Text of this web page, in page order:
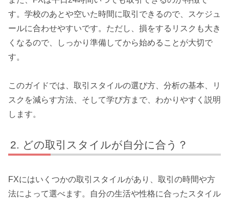
す。学校のあとや空いた時間に取引できるので、スケジュ
ールに合わせやすいです。ただし、損をするリスクも大き
くなるので、しっかり準備してから始めることが大切で
す。
このガイドでは、取引スタイルの選び方、分析の基本、リ
スクを減らす方法、そして学び方まで、わかりやすく説明
します。
どの取引スタイルが自分に合う？
FXにはいくつかの取引スタイルがあり、取引の時間や方
法によって選べます。自分の生活や性格に合ったスタイル